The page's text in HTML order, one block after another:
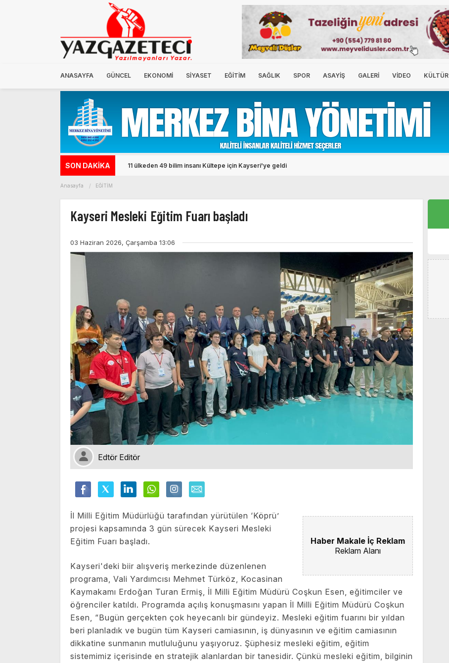
ANASAYFA GÜNCEL EKONOMİ SİYASET EĞİTİM SAĞLIK SPOR ASAYİŞ GALERİ VİDEO KÜLTÜR
SON DAKİKA Kocasinan'ın kırsal mahallelerine doğal gaz müjdesi
Anasayfa EĞİTİM
Kayseri Mesleki Eğitim Fuarı başladı
03 Haziran 2026, Çarşamba 13:06
Edtör Editör
Haber Makale İç Reklam
Reklam Alanı
İl Milli Eğitim Müdürlüğü tarafından yürütülen ‘Köprü’
projesi kapsamında 3 gün sürecek Kayseri Mesleki
Eğitim Fuarı başladı.
Kayseri'deki biir alışveriş merkezinde düzenlenen
programa, Vali Yardımcısı Mehmet Türköz, Kocasinan
Kaymakamı Erdoğan Turan Ermiş, İl Milli Eğitim Müdürü Coşkun Esen, eğitimciler ve
öğrenciler katıldı. Programda açılış konuşmasını yapan İl Milli Eğitim Müdürü Coşkun
Esen, “Bugün gerçekten çok heyecanlı bir gündeyiz. Mesleki eğitim fuarını bir yıldan
beri planladık ve bugün tüm Kayseri camiasının, iş dünyasının ve eğitim camiasının
dikkatine sunmanın mutluluğunu yaşıyoruz. Şüphesiz mesleki eğitim, eğitim
sistemimiz içerisinde en stratejik alanlardan bir tanesidir. Çünkü mesleki eğitim, bilginin